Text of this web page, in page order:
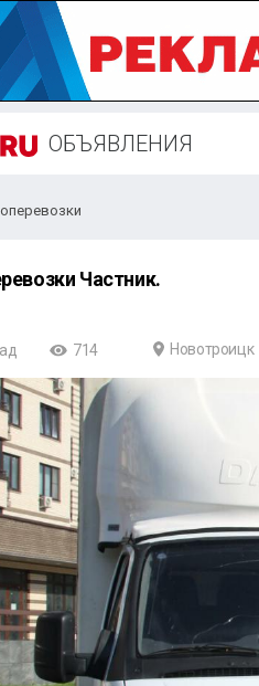
ОБЪЯВЛЕНИЯ
Частник.
714 Новотроицк